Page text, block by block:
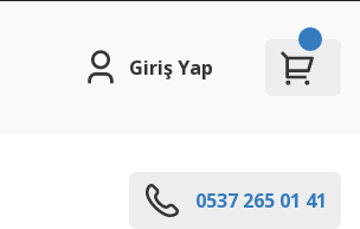
Giriş Yap
0537 265 01 41